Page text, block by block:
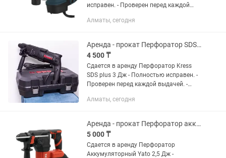
исправен. - Проверен перед каждой
комплект входит: - Инструмент - Кейс -
Алматы, сегодня
Аренда - прокат Перфоратор SDS plus Kress 3 Дж
4 500 ₸
Сдается в аренду Перфоратор Kress
SDS plus 3 Дж - Полностью исправен. -
Проверен перед каждой выдачей. -
входит: - Инструмент - Кейс - Оснастка
Алматы, сегодня
Аренда - прокат Перфоратор аккумуляторный Yato 2,5 Дж
5 000 ₸
Сдается в аренду Перфоратор
Аккумуляторный Yato 2,5 Дж -